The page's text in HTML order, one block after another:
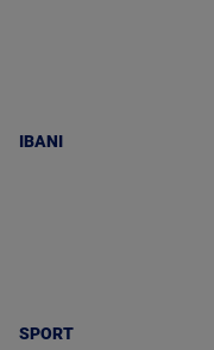
IBANI
SPORT